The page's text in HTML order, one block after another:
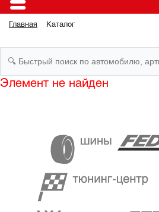
Главная Каталог
Элемент не найден